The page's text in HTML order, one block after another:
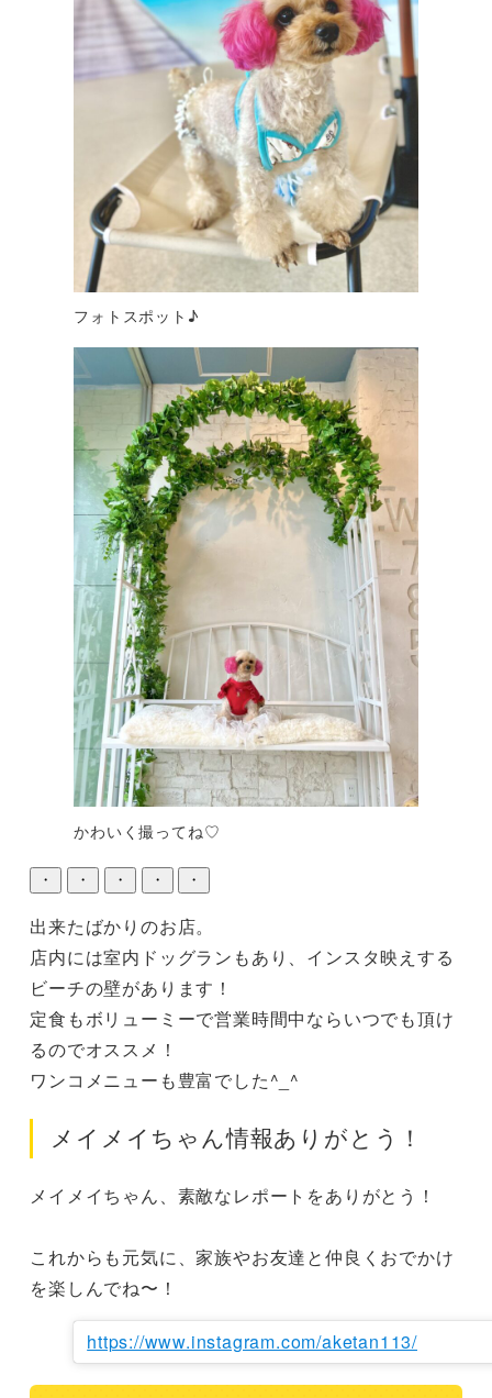
フォトスポット♪
かわいく撮ってね♡
・ ・ ・ ・ ・
出来たばかりのお店。
店内には室内ドッグランもあり、インスタ映えする
ビーチの壁があります！
定食もボリューミーで営業時間中ならいつでも頂け
るのでオススメ！
ワンコメニューも豊富でした^_^
メイメイちゃん情報ありがとう！
メイメイちゃん、素敵なレポートをありがとう！
これからも元気に、家族やお友達と仲良くおでかけ
を楽しんでね〜！
https://www.instagram.com/aketan113/